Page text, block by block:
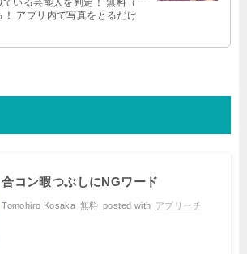
いる芸能人を判定！ 無料（一
アプリ内で写真をとるだけ
合コン暇つぶしにNGワード
Tomohiro Kosaka 無料 posted with アプリーチ